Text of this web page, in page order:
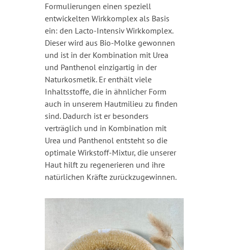
Formulierungen einen speziell
entwickelten Wirkkomplex als Basis
ein: den Lacto-Intensiv Wirkkomplex.
Dieser wird aus Bio-Molke gewonnen
und ist in der Kombination mit Urea
und Panthenol einzigartig in der
Naturkosmetik. Er enthält viele
Inhaltsstoffe, die in ähnlicher Form
auch in unserem Hautmilieu zu finden
sind. Dadurch ist er besonders
verträglich und in Kombination mit
Urea und Panthenol entsteht so die
optimale Wirkstoff-Mixtur, die unserer
Haut hilft zu regenerieren und ihre
natürlichen Kräfte zurückzugewinnen.